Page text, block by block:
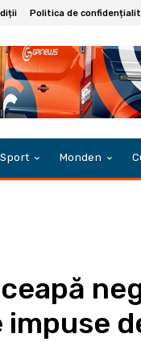
Politica de
Sport Monden